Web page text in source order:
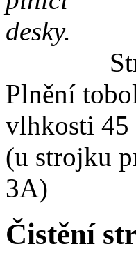
Strojek
Plnění
vlhkosti 45
(u strojku
3A)
Čistění